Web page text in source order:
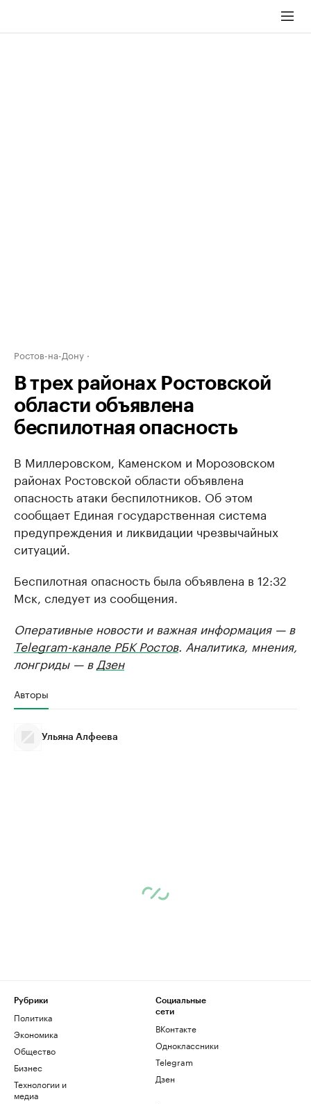
Ростов-на-Дону
В трех районах Ростовской
области объявлена
беспилотная опасность
В Миллеровском, Каменском и Морозовском
районах Ростовской области объявлена
опасность атаки беспилотников. Об этом
сообщает Единая государственная система
предупреждения и ликвидации чрезвычайных
ситуаций.
Беспилотная опасность была объявлена в 12:32
Мск, следует из сообщения.
Оперативные новости и важная информация — в
Telegram-канале РБК Ростов. Аналитика, мнения,
лонгриды — в Дзен
Авторы
Ульяна Алфеева
Рубрики
Политика
Экономика
Общество
Бизнес
Технологии и
медиа
Социальные
сети
ВКонтакте
Одноклассники
Telegram
Дзен